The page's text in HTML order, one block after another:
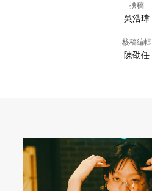
撰稿
吳浩瑋
核稿編輯
陳劭任